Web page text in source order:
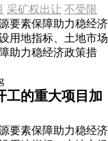
采矿权出让 不受限
要素保障助力稳经济
用地指标、土地市场
助力稳经济政策措
工的重大项目加
要素保障助力稳经济